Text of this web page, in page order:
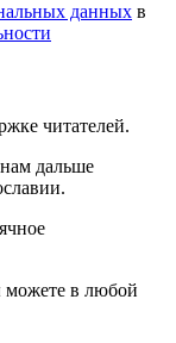
данных в
читателей.
дальше
.
можете в любой